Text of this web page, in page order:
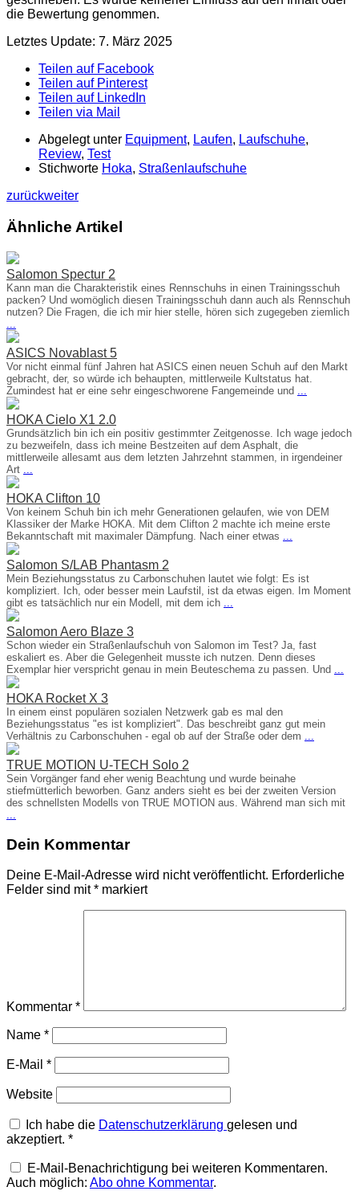
die Bewertung genommen.
Letztes Update: 7. März 2025
Teilen auf Facebook
Teilen auf Pinterest
Teilen auf LinkedIn
Teilen via Mail
Abgelegt unter Equipment, Laufen, Laufschuhe,
Review, Test
Stichworte Hoka, Straßenlaufschuhe
zurückweiter
Ähnliche Artikel
Salomon Spectur 2
Kann man die Charakteristik eines Rennschuhs in einen Trainingsschuh
packen? Und womöglich diesen Trainingsschuh dann auch als Rennschuh
nutzen? Die Fragen, die ich mir hier stelle, hören sich zugegeben ziemlich
ASICS Novablast 5
Vor nicht einmal fünf Jahren hat ASICS einen neuen Schuh auf den Markt
gebracht, der, so würde ich behaupten, mittlerweile Kultstatus hat.
Zumindest hat er eine sehr eingeschworene Fangemeinde und
HOKA Cielo X1 2.0
Grundsätzlich bin ich ein positiv gestimmter Zeitgenosse. Ich wage jedoch
zu bezweifeln, dass ich meine Bestzeiten auf dem Asphalt, die
mittlerweile allesamt aus dem letzten Jahrzehnt stammen, in irgendeiner
Art
HOKA Clifton 10
Von keinem Schuh bin ich mehr Generationen gelaufen, wie von DEM
Klassiker der Marke HOKA. Mit dem Clifton 2 machte ich meine erste
Bekanntschaft mit maximaler Dämpfung. Nach einer etwas
Salomon S/LAB Phantasm 2
Mein Beziehungsstatus zu Carbonschuhen lautet wie folgt: Es ist
kompliziert. Ich, oder besser mein Laufstil, ist da etwas eigen. Im Moment
gibt es tatsächlich nur ein Modell, mit dem ich
Salomon Aero Blaze 3
Schon wieder ein Straßenlaufschuh von Salomon im Test? Ja, fast
eskaliert es. Aber die Gelegenheit musste ich nutzen. Denn dieses
Exemplar hier verspricht genau in mein Beuteschema zu passen. Und
HOKA Rocket X 3
In einem einst populären sozialen Netzwerk gab es mal den
Beziehungsstatus "es ist kompliziert". Das beschreibt ganz gut mein
Verhältnis zu Carbonschuhen - egal ob auf der Straße oder dem
TRUE MOTION U-TECH Solo 2
Sein Vorgänger fand eher wenig Beachtung und wurde beinahe
stiefmütterlich beworben. Ganz anders sieht es bei der zweiten Version
des schnellsten Modells von TRUE MOTION aus. Während man sich mit
Dein Kommentar
Deine E-Mail-Adresse wird nicht veröffentlicht. Erforderliche
Felder sind mit* markiert
Kommentar *
Name *
E-Mail *
Website
Ich habe die Datenschutzerklärung gelesen und
akzeptiert. *
E-Mail-Benachrichtigung bei weiteren Kommentaren.
Auch möglich: Abo ohne Kommentar.